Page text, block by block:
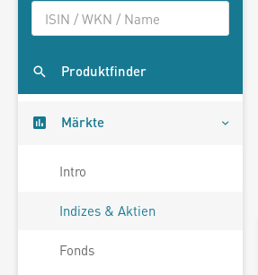
Produktfinder
Märkte
Intro
Indizes & Aktien
Fonds